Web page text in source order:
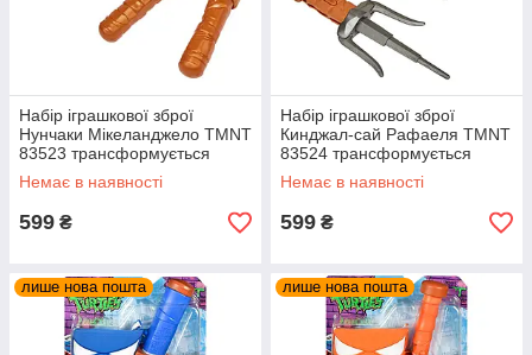
Набір іграшкової зброї
Нунчаки Мікеланджело TMNT
83523 трансформується
Немає в наявності
599 ₴
Набір іграшкової зброї
Кинджал-сай Рафаеля TMNT
83524 трансформується
Немає в наявності
599 ₴
лише нова пошта лише нова пошта